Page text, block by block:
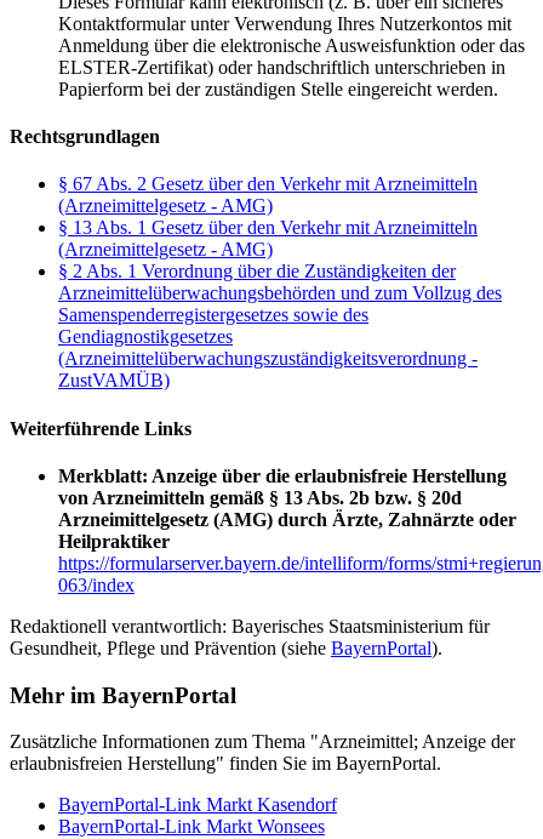
Kontaktformular unter Verwendung Ihres Nutzerkontos mit
Anmeldung über die elektronische Ausweisfunktion oder das
ELSTER-Zertifikat) oder handschriftlich unterschrieben in
Papierform bei der zuständigen Stelle eingereicht werden.
Rechtsgrundlagen
§ 67 Abs. 2 Gesetz über den Verkehr mit Arzneimitteln
(Arzneimittelgesetz - AMG)
§ 13 Abs. 1 Gesetz über den Verkehr mit Arzneimitteln
(Arzneimittelgesetz - AMG)
§ 2 Abs. 1 Verordnung über die Zuständigkeiten der
Arzneimittelüberwachungsbehörden und zum Vollzug des
Samenspenderregistergesetzes sowie des
Gendiagnostikgesetzes
(Arzneimittelüberwachungszuständigkeitsverordnung -
ZustVAMÜB)
Weiterführende Links
Merkblatt: Anzeige über die erlaubnisfreie Herstellung
von Arzneimitteln gemäß § 13 Abs. 2b bzw. § 20d
Arzneimittelgesetz (AMG) durch Ärzte, Zahnärzte oder
Heilpraktiker
https://formularserver.bayern.de/intelliform/forms/
063/index
Redaktionell verantwortlich: Bayerisches Staatsministerium für
Gesundheit, Pflege und Prävention (siehe BayernPortal).
Mehr im BayernPortal
Zusätzliche Informationen zum Thema "Arzneimittel; Anzeige der
erlaubnisfreien Herstellung" finden Sie im BayernPortal.
BayernPortal-Link Markt Kasendorf
BayernPortal-Link Markt Wonsees